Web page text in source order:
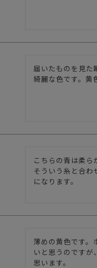
届いたものを見た
綺麗な色です。黄
こちらの青は柔ら
そういう糸と合わ
になります。
薄めの黄色です。
いと思うのですが
思います。